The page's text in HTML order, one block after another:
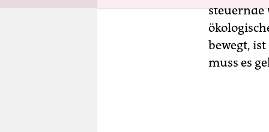
steuernde
bewegt,
muss es